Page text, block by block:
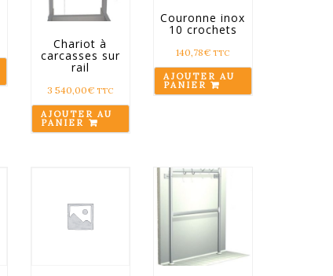
Chariot à
carcasses sur
rail
3 540,00€ TTC
AJOUTER AU
PANIER
Couronne inox
10 crochets
140,78€ TTC
AJOUTER AU
PANIER